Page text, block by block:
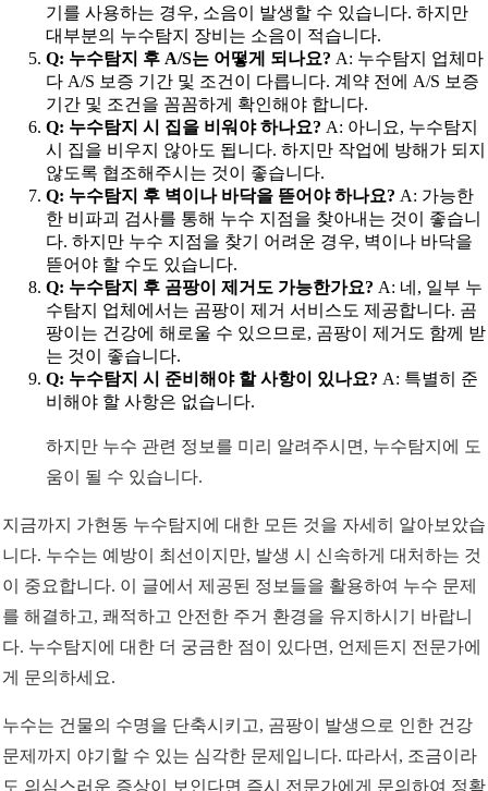
기를 사용하는 경우, 소음이 발생할 수 있습니다. 하지만
대부분의 누수탐지 장비는 소음이 적습니다.
Q: 누수탐지 후 A/S는 어떻게 되나요? A: 누수탐지 업체마
다 A/S 보증 기간 및 조건이 다릅니다. 계약 전에 A/S 보증
기간 및 조건을 꼼꼼하게 확인해야 합니다.
Q: 누수탐지 시 집을 비워야 하나요? A: 아니요, 누수탐지
시 집을 비우지 않아도 됩니다. 하지만 작업에 방해가 되지
않도록 협조해주시는 것이 좋습니다.
Q: 누수탐지 후 벽이나 바닥을 뜯어야 하나요? A: 가능한
한 비파괴 검사를 통해 누수 지점을 찾아내는 것이 좋습니
다. 하지만 누수 지점을 찾기 어려운 경우, 벽이나 바닥을
뜯어야 할 수도 있습니다.
Q: 누수탐지 후 곰팡이 제거도 가능한가요? A: 네, 일부 누
수탐지 업체에서는 곰팡이 제거 서비스도 제공합니다. 곰
팡이는 건강에 해로울 수 있으므로, 곰팡이 제거도 함께 받
는 것이 좋습니다.
Q: 누수탐지 시 준비해야 할 사항이 있나요? A: 특별히 준
비해야 할 사항은 없습니다.
하지만 누수 관련 정보를 미리 알려주시면, 누수탐지에 도
움이 될 수 있습니다.
지금까지 가현동 누수탐지에 대한 모든 것을 자세히 알아보았습
니다. 누수는 예방이 최선이지만, 발생 시 신속하게 대처하는 것
이 중요합니다. 이 글에서 제공된 정보들을 활용하여 누수 문제
를 해결하고, 쾌적하고 안전한 주거 환경을 유지하시기 바랍니
다. 누수탐지에 대한 더 궁금한 점이 있다면, 언제든지 전문가에
게 문의하세요.
누수는 건물의 수명을 단축시키고, 곰팡이 발생으로 인한 건강
문제까지 야기할 수 있는 심각한 문제입니다. 따라서, 조금이라
도 의심스러운 증상이 보인다면 즉시 전문가에게 문의하여 정확